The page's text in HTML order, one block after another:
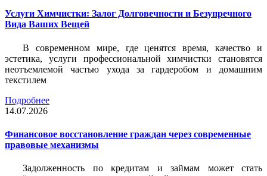
Услуги Химчистки: Залог Долговечности и Безупречного
Вида Ваших Вещей
В современном мире, где ценятся время, качество и
эстетика, услуги профессиональной химчистки становятся
неотъемлемой частью ухода за гардеробом и домашним
текстилем
Подробнее
14.07.2026
Финансовое восстановление граждан через современные
правовые механизмы
Задолженность по кредитам и займам может стать